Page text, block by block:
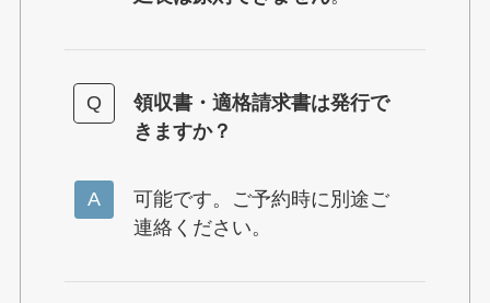
領収書・適格請求書は発行で
きますか？
可能です。ご予約時に別途ご
連絡ください。